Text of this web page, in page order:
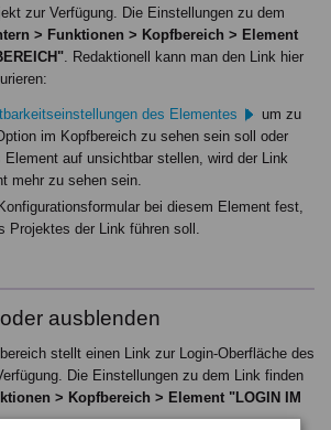
zur Verfügung. Die Einstellungen zu dem
> Funktionen > Kopfbereich > Element
. Redaktionell kann man den Link hier
des Elementes
um zu
im Kopfbereich zu sehen sein soll oder
Element auf unsichtbar stellen, wird der Link
mehr zu sehen sein.
bei diesem Element fest,
Projektes der Link führen soll.
ausblenden
stellt einen Link zur Login-Oberfläche des
Die Einstellungen zu dem Link finden
> Kopfbereich > Element "LOGIN IM